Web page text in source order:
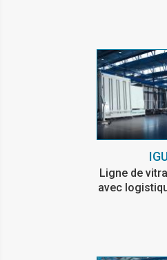
Ligne de
avec